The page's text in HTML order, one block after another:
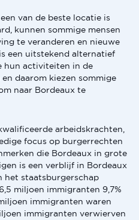
van de beste locatie is
kunnen sommige mensen
te veranderen en nieuwe
een uitstekend alternatief
hun activiteiten in de
daarom kiezen sommige
naar Bordeaux te
arbeidskrachten,
focus op burgerrechten
die Bordeaux in grote
is een verblijf in Bordeaux
het staatsburgerschap
miljoen immigranten 9,7%
immigranten waren
immigranten verwierven